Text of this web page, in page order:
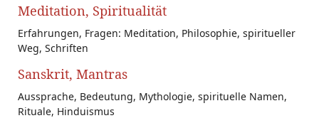
Meditation, Spiritualität
Erfahrungen, Fragen: Meditation, Philosophie, spiritueller
Weg, Schriften
Sanskrit, Mantras
Aussprache, Bedeutung, Mythologie, spirituelle Namen,
Rituale, Hinduismus